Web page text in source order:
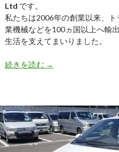
ま
し
た
Ltd です。
私たちは2006年の創業以来、
業機械などを100ヵ国以上へ輸
生活を支えてまいりました。
続きを読む
【買
ト
ヨ
タ
ラ
→